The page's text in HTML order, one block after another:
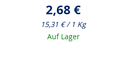
2,68 €
15,31 € / 1 Kg
Auf Lager